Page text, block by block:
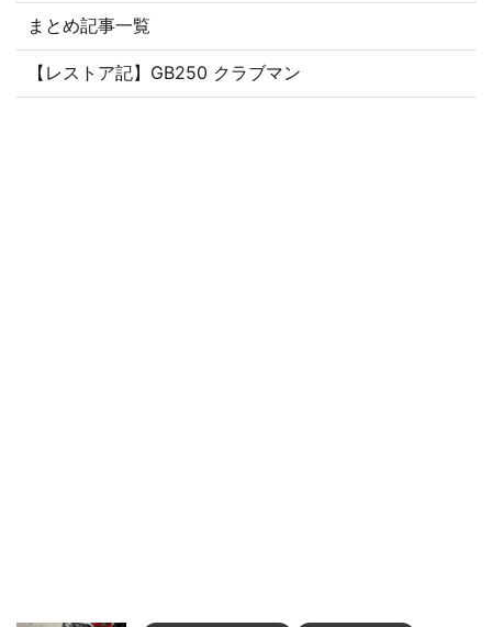
まとめ記事一覧
【レストア記】GB250 クラブマン